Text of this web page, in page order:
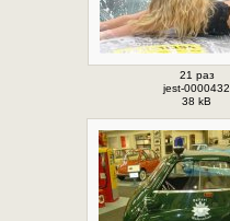
21 раз
jest-0000432
38 kB